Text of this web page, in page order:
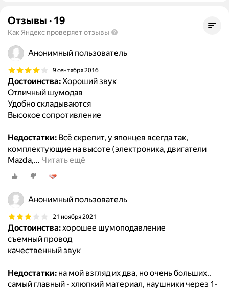
Отзывы · 19
Как Яндекс проверяет отзывы
Анонимный пользователь
9 сентября 2016
Достоинства:Хороший звук
Отличный шумодав
Удобно складываются
Высокое сопротивление
Недостатки: Всё скрепит, у японцев всегда так,
комплектующие на высоте (электроника, двигатели
Mazda,… Читать ещё
Анонимный пользователь
21 ноября 2021
Достоинства:хорошее шумоподавление
съемный провод
качественный звук
Недостатки: на мой взгляд их два, но очень больших..
самый главный - хлюпкий материал, наушники через 1-